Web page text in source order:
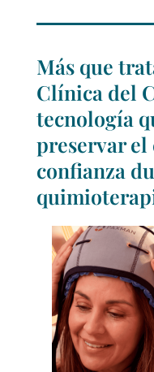
Más que
Clínica del
tecnología
preservar el
confianza